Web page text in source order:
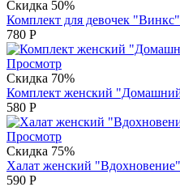
Скидка 50%
Комплект для девочек "Винкс"
780 Р
Просмотр
Скидка 70%
Комплект женский
580 Р
Просмотр
Скидка 75%
Халат женский
590 Р